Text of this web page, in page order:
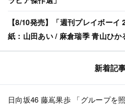
【8/10発売】「週刊プレイボー
紙：山田あい / 麻倉瑞季 青山ひか
新着記
日向坂46 藤嶌果歩 「グループを